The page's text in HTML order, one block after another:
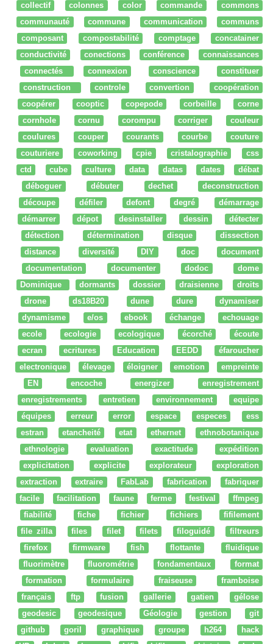
collectif
colonnes color commande
commons
communauté
commune communication
communs
composant
compostabilité comptage
concatainer
conductivité
conections conférence
connaissances
connectés
connexion conscience
constituer
construction
controle convertion
coopération
coopérer
cooptic copepode corbeille
corne
cornhole
cornu corompu corriger
couleur
coulures
couper courants courbe
couture
couturiere
coworking cpie cristalographie
css
ctd
cube culture data datas dates
débat
déboguer
débuter dechet
deconstruction
découpe
défiler defont degré
démarrage
démarrer
dépot desinstaller dessin
détecter
détection
détermination disque
dissection
distance
diversité DIY doc
document
documentation
documenter dodoc
dome
Dominique
dormants dossier draisienne
droits
drone
ds18B20 dune dure
dynamiser
dynamisme
e/os ebook échange
echouage
ecole
ecologie ecologique écorché
écoute
ecran
ecritures Education EEDD
éfaroucher
electronique
élevage éloigner emotion
empreinte
EN
encoche energizer
enregistrement
enregistrements
entretien environnement
equipe
équipes
erreur error espace especes
ess
estran
etancheité etat ethernet
ethnobotanique
ethnologie
evaluation exactitude
expédition
explicitation
explicite explorateur
exploration
extraction
extraire FabLab fabrication
fabriquer
facile
facilitation faune ferme festival
ffmpeg
fiabilité
fiche fichier fichiers
fifilement
file zilla
files filet filets filoguidé
filtreurs
firefox
firmware fish flottante
fluidique
fluorimètre
fluorométrie fondamentaux
format
formation
formulaire fraiseuse
framboise
français
ftp fusion gallerie gatien
gélose
geodesic
geodesique Géologie gestion
git
github
goril graphique groupe h264
hack